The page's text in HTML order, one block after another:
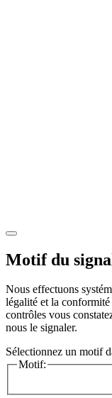
Motif du
Nous effectuons
légalité et la
contrôles vous
nous le signaler.
Sélectionnez un motif
Motif: